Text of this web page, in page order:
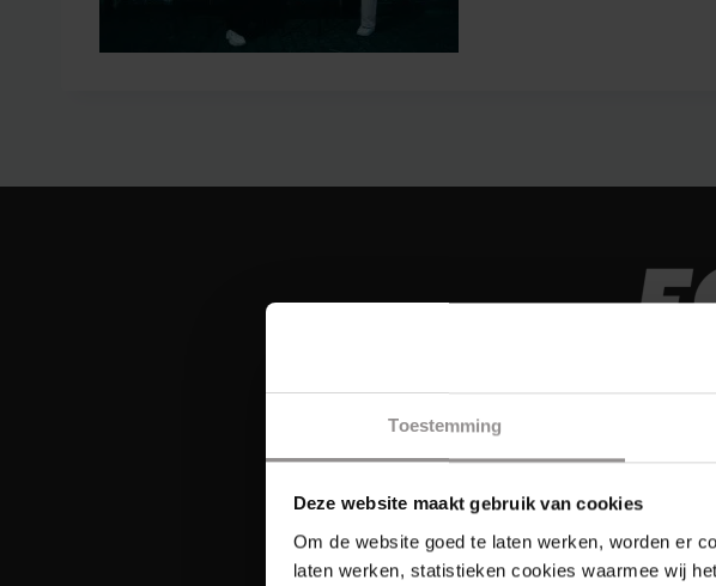
Toestemming
Deze website maakt gebruik van cookies
Om de website goed te laten werken, worden er
laten werken, statistieken cookies waarmee wij